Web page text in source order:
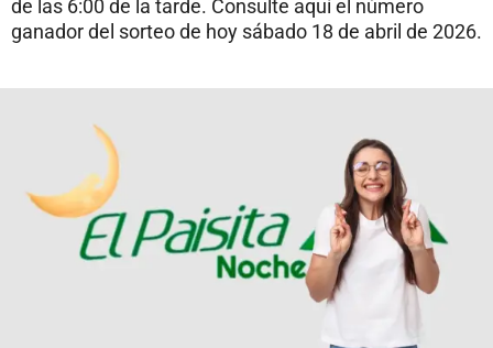
de las 6:00 de la tarde. Consulte aquí el número
ganador del sorteo de hoy sábado 18 de abril de 2026.